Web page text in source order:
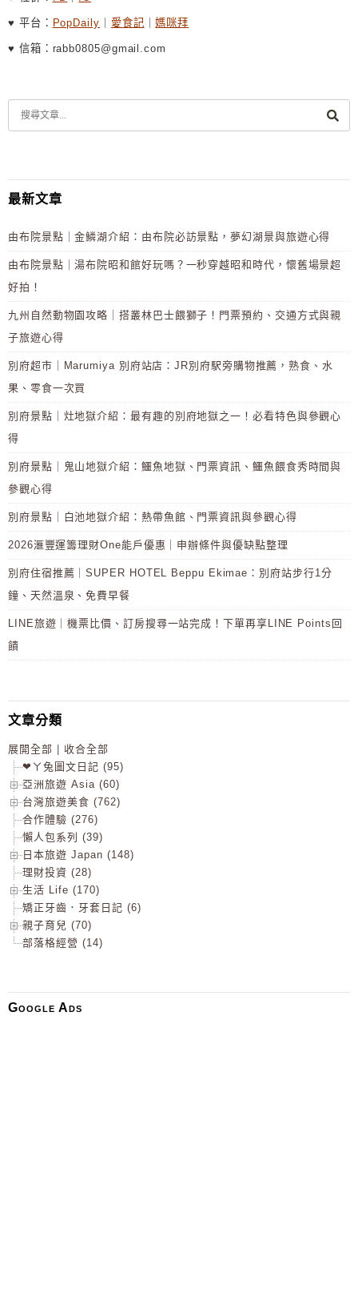
♥ 平台： PopDaily 愛食記 ｜媽咪拜
♥ 信箱：rabb0805@gmail.com
最新文章
由布院景點｜金鱗湖介紹：由布院必訪景點，夢幻湖景與旅遊心得
由布院景點｜湯布院昭和館好玩嗎？一秒穿越昭和時代，懷舊場景超
好拍！
九州自然動物園攻略｜搭叢林巴士餵獅子！門票預約、交通方式與親
子旅遊心得
別府超市｜Marumiya 別府站店：JR別府駅旁購物推薦，熟食、水
果、零食一次買
別府景點｜灶地獄介紹：最有趣的別府地獄之一！必看特色與參觀心
得
別府景點｜鬼山地獄介紹：鱷魚地獄、門票資訊、鱷魚餵食秀時間與
參觀心得
別府景點｜白池地獄介紹：熱帶魚館、門票資訊與參觀心得
2026滙豐運籌理財One能戶優惠｜申辦條件與優缺點整理
別府住宿推薦｜SUPER HOTEL Beppu Ekimae：別府站步行1分
鐘、天然溫泉、免費早餐
LINE旅遊｜機票比價、訂房搜尋一站完成！下單再享LINE Points回
饋
文章分類
展開全部
收合全部
❤ㄚ兔圖文日記 (95)
亞洲旅遊 Asia (60)
台灣旅遊美食 (762)
合作體驗 (276)
懶人包系列 (39)
日本旅遊 Japan (148)
理財投資 (28)
生活 Life (170)
矯正牙齒．牙套日記 (6)
親子育兒 (70)
部落格經營 (14)
Google Ads